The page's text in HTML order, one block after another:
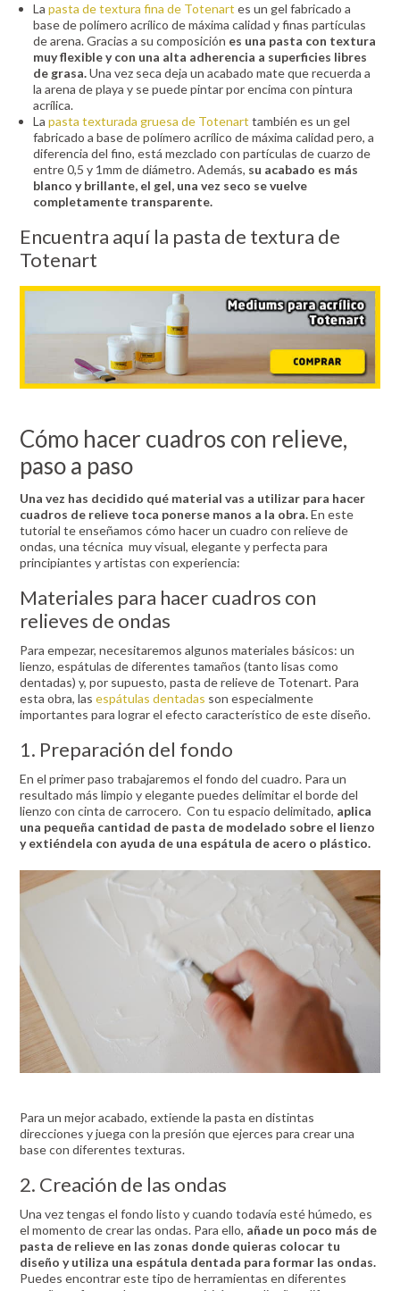
Lapasta de textura fina de Totenart es un gel fabricado a
base de polímero acrílico de máxima calidad y finas partículas
de arena. Gracias a su composición es una pasta con textura
muy flexible y con una alta adherencia a superficies libres
de grasa.Una vez seca deja un acabado mate que recuerda a
la arena de playa y se puede pintar por encima con pintura
acrílica.
Lapasta texturada gruesa de Totenart también es un gel
fabricado a base de polímero acrílico de máxima calidad pero, a
diferencia del fino, está mezclado con partículas de cuarzo de
entre 0,5 y 1mm de diámetro. Además, su acabado es más
blanco y brillante, el gel, una vez seco se vuelve
completamente transparente.
Encuentra aquí la pasta de textura de
Totenart
Cómo hacer cuadros con relieve,
paso a paso
Una vez has decidido qué material vas a utilizar para hacer
cuadros de relieve toca ponerse manos a la obra.En este
tutorial te enseñamos cómo hacer un cuadro con relieve de
ondas, una técnica muy visual, elegante y perfecta para
principiantes y artistas con experiencia:
Materiales para hacer cuadros con
relieves de ondas
Para empezar, necesitaremos algunos materiales básicos: un
lienzo, espátulas de diferentes tamaños (tanto lisas como
dentadas) y, por supuesto, pasta de relieve de Totenart. Para
esta obra, lasespátulas dentadas son especialmente
importantes para lograr el efecto característico de este diseño.
1. Preparación del fondo
En el primer paso trabajaremos el fondo del cuadro. Para un
resultado más limpio y elegante puedes delimitar el borde del
lienzo con cinta de carrocero. Con tu espacio delimitado, aplica
una pequeña cantidad de pasta de modelado sobre el lienzo
y extiéndela con ayuda de una espátula de acero o plástico.
Para un mejor acabado, extiende la pasta en distintas
direcciones y juega con la presión que ejerces para crear una
base con diferentes texturas.
2. Creación de las ondas
Una vez tengas el fondo listo y cuando todavía esté húmedo, es
el momento de crear las ondas. Para ello, añade un poco más de
pasta de relieve en las zonas donde quieras colocar tu
diseño y utiliza una espátula dentada para formar las ondas.
Puedes encontrar este tipo de herramientas en diferentes